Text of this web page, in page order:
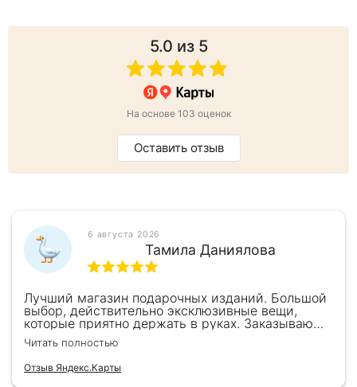
5.0 из 5
На основе 103 оценок
Оставить отзыв
6 августа 2026
Тамила Даниялова
Лучший магазин подарочных изданий. Большой
выбор, действительно эксклюзивные вещи,
которые приятно держать в руках. Заказываю
здесь уже второй раз для бизнес-партнеров,
всегда всё безупречно — от общения с
консультантами до качества самих книг.
Однозначно рекомендую
Читать полностью
Отзыв Яндекс.Карты